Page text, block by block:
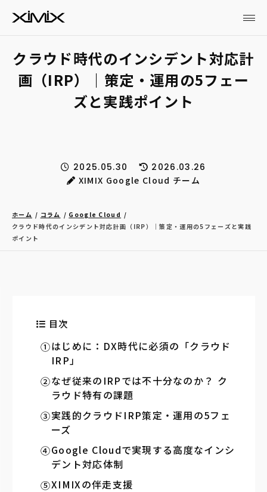
クラウド時代のインシデント対応計
画（IRP）｜策定・運用の5フェー
ズと実践ポイント
2025.05.30
2026.03.26
XIMIX Google Cloud チーム
ホーム コラム
Google Cloud
クラウド時代のインシデント対応計画（IRP）｜策定・運用の5フェーズと実践
ポイント
目次
はじめに：DX時代に必須の「クラウド
IRP」
なぜ従来のIRPでは不十分なのか？ ク
ラウド特有の課題
実践的クラウドIRP策定・運用の5フェ
ーズ
Google Cloudで実現する高度なインシ
デント対応体制
XIMIXの伴走支援